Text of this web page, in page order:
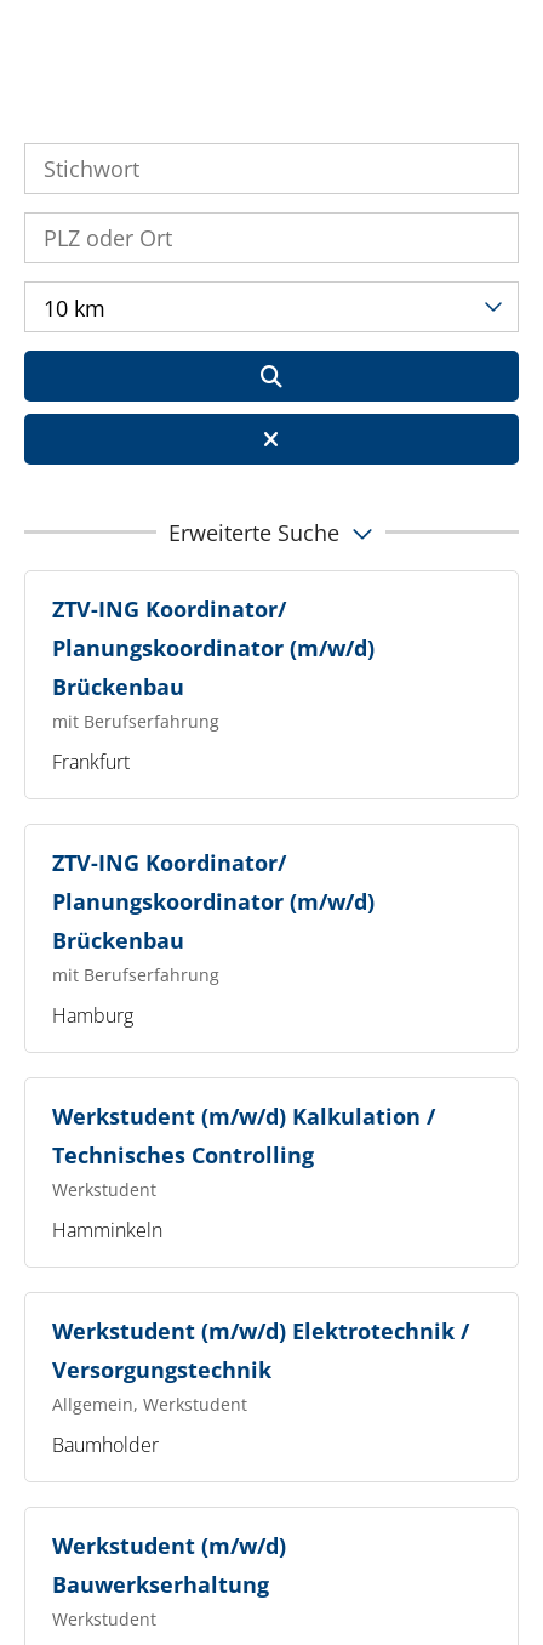
10 km
Erweiterte Suche
ZTV-ING Koordinator/
Planungskoordinator (m/w/d)
Brückenbau
mit Berufserfahrung
Frankfurt
ZTV-ING Koordinator/
Planungskoordinator (m/w/d)
Brückenbau
mit Berufserfahrung
Hamburg
Werkstudent (m/w/d) Kalkulation /
Technisches Controlling
Werkstudent
Hamminkeln
Werkstudent (m/w/d) Elektrotechnik /
Versorgungstechnik
Allgemein, Werkstudent
Baumholder
Werkstudent (m/w/d)
Bauwerkserhaltung
Werkstudent